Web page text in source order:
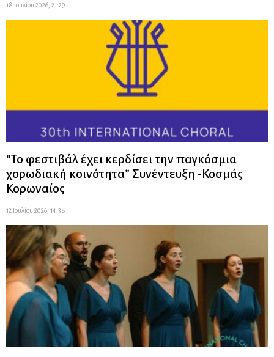
18 Ιουλίου 2026, 21:29
“Το φεστιβάλ έχει κερδίσει την παγκόσμια
χορωδιακή κοινότητα” Συνέντευξη -Κοσμάς
Κορωναίος
12 Ιουλίου 2026, 14:38